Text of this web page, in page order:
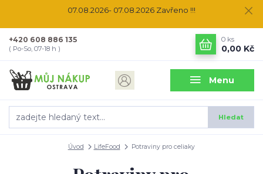
07.08.2026- 07.08.2026 Zavřeno !!!
Menu
Hledat
+420 608 886 135
( Po-So, 07-18 h )
0 ks
0,00 Kč
Úvod LifeFood Potraviny pro celiaky